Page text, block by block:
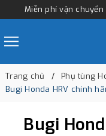
Miễn phí vận
Trang chủ
Phụ tùng
Bugi Honda HRV chính
Bugi